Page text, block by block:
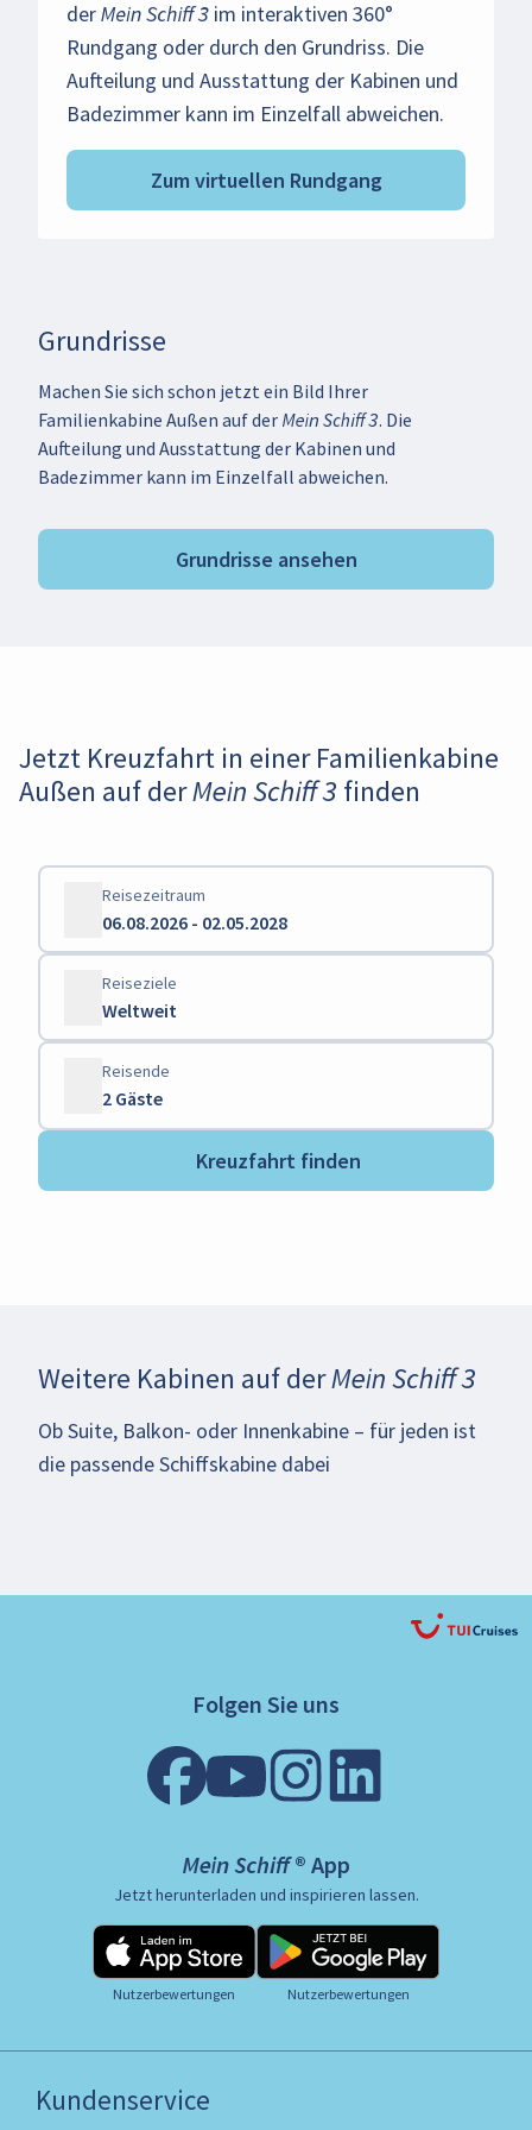
derMein Schiff 3 im interaktiven 360°
Rundgang oder durch den Grundriss. Die
Aufteilung und Ausstattung der Kabinen und
Badezimmer kann im Einzelfall abweichen.
Zum virtuellen Rundgang
Grundrisse
Machen Sie sich schon jetzt ein Bild Ihrer
Familienkabine Außen auf der Mein Schiff 3. Die
Aufteilung und Ausstattung der Kabinen und
Badezimmer kann im Einzelfall abweichen.
Grundrisse ansehen
Jetzt Kreuzfahrt in einer Familienkabine
Außen auf der Mein Schiff 3 finden
Reisezeitraum
06.08.2026 - 02.05.2028
Reiseziele
Weltweit
Reisende
2 Gäste
Kreuzfahrt finden
Weitere Kabinen auf derMein Schiff 3
Ob Suite, Balkon- oder Innenkabine – für jeden ist
die passende Schiffskabine dabei
Folgen Sie uns
Mein Schiff ® App
Jetzt herunterladen und inspirieren lassen.
Nutzerbewertungen Nutzerbewertungen
Kundenservice